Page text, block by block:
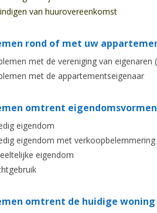
van huurovereenkomst
rond of met uw
met de vereniging van eigenaren
met de appartementseigenaar
omtrent
eigendom
eigendom met verkoopbelemmering
eigendom
omtrent de huidige